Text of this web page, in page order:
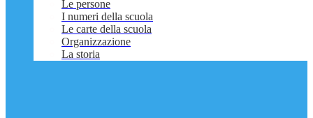
Le persone
I numeri della scuola
Le carte della scuola
Organizzazione
La storia